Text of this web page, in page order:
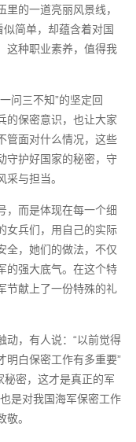
的一道亮丽风景线，
似简单，却蕴含着对国
这种职业素养，值得我
问三不知”的坚定回
的保密意识，也让大家
管面对什么情况，这些
守护好国家的秘密，守
与担当。
，而是体现在每一个细
女兵们，用自己的实际
全，她们的做法，不仅
的强大底气。在这个特
节献上了一份特殊的礼
动，有人说：“以前觉得
明白保密工作有多重要”
秘密，这才是真正的军
是对我国海军保密工作
。